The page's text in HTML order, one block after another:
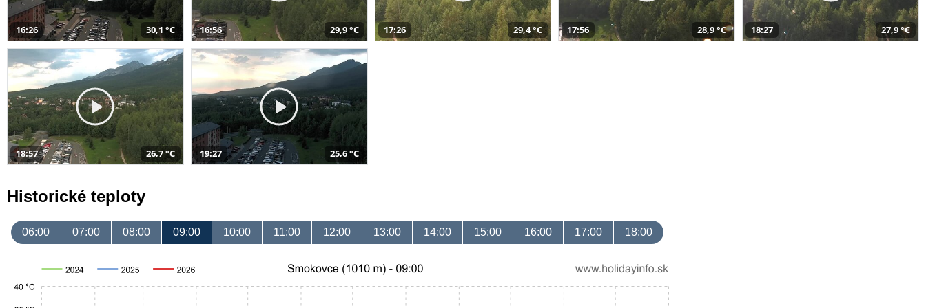
16:26 30,1 °C 16:56 29,9 °C 17:26 29,4 °C 17:56 28,9 °C 18:27 27,9 °C
18:57 26,7 °C 19:27 25,6 °C
Historické teploty
06:00 07:00 08:00 09:00 10:00 11:00 12:00 13:00 14:00 15:00 16:00 17:00 18:00